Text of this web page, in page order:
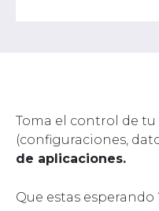
Toma el control de
(configuraciones,
de aplicaciones.
Que estas esperando